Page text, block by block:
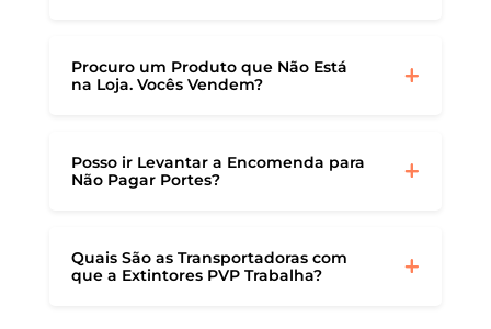
Procuro um Produto que Não Está
na Loja. Vocês Vendem?
Posso ir Levantar a Encomenda para
Não Pagar Portes?
Quais São as Transportadoras com
que a Extintores PVP Trabalha?